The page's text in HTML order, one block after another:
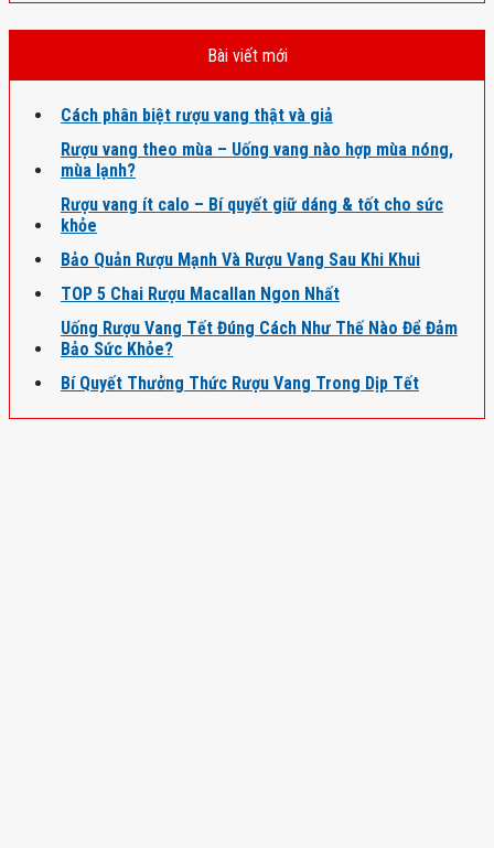
Bài viết mới
Cách phân biệt rượu vang thật và giả
Rượu vang theo mùa – Uống vang nào hợp mùa nóng,
mùa lạnh?
Rượu vang ít calo – Bí quyết giữ dáng & tốt cho sức
khỏe
Bảo Quản Rượu Mạnh Và Rượu Vang Sau Khi Khui
TOP 5 Chai Rượu Macallan Ngon Nhất
Uống Rượu Vang Tết Đúng Cách Như Thế Nào Để Đảm
Bảo Sức Khỏe?
Bí Quyết Thưởng Thức Rượu Vang Trong Dịp Tết